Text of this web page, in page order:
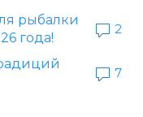
рыбалки
года!
2
7